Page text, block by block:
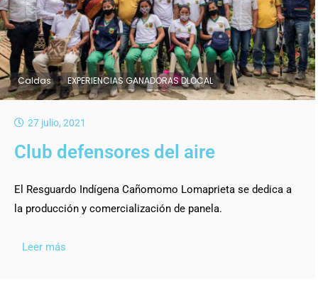
Caldas EXPERIENCIAS GANADORAS DLOCAL
27 julio, 2021
Club defensores del aire
El Resguardo Indígena Cañomomo Lomaprieta se dedica a
la producción y comercialización de panela.
Leer más